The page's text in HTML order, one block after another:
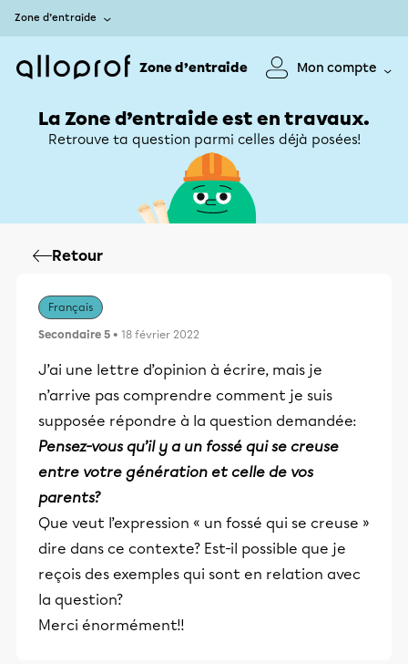
Zone d’entraide
Zone d’entraide Mon compte
La Zone d’entraide est en travaux.
Retrouve ta question parmi celles déjà posées!
Retour
Français
Secondaire 5 • 18 février 2022
J’ai une lettre d’opinion à écrire, mais je
n’arrive pas comprendre comment je suis
supposée répondre à la question demandée:
Pensez-vous qu’il y a un fossé qui se creuse
entre votre génération et celle de vos
parents?
Que veut l’expression « un fossé qui se creuse »
dire dans ce contexte? Est-il possible que je
reçois des exemples qui sont en relation avec
la question?
Merci énormément!!